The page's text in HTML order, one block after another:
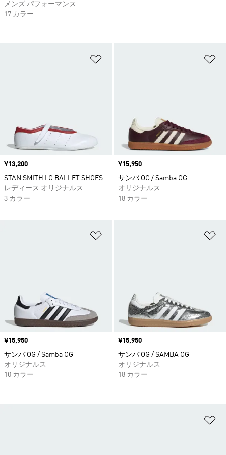
価格
¥13,200
STAN SMITH LO BALLET SHOES
レディース オリジナルス
3 カラー
価格
¥15,950
サンバ OG / Samba OG
オリジナルス
18 カラー
価格
¥15,950
サンバ OG / Samba OG
オリジナルス
10 カラー
価格
¥15,950
サンバ OG / SAMBA OG
オリジナルス
18 カラー
メンズ パフォーマンス
17 カラー